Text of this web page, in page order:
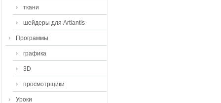
ткани
шейдеры для Artlantis
Программы
графика
3D
просмотрщики
Уроки